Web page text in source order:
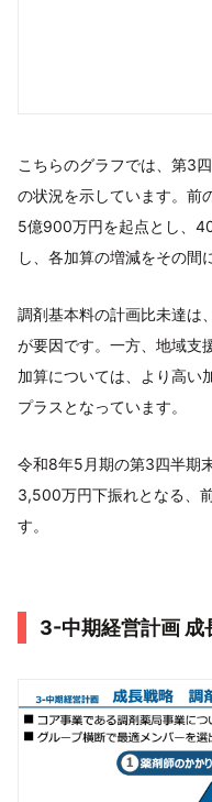
こちらのグラフでは、第3
の状況を示しています。前
5億900万円を起点とし、
し、各加算の増減をその間
調剤基本料の計画比未達は
が要因です。一方、地域支
加算については、より高い
プラスとなっています。
令和8年5月期の第3四半期
3,500万円下振れとなる、
す。
3-中期経営計画 成